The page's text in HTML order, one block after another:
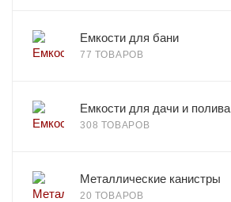
Емкости для бани
77 ТОВАРОВ
Емкости для дачи и полива
308 ТОВАРОВ
Металлические канистры
20 ТОВАРОВ